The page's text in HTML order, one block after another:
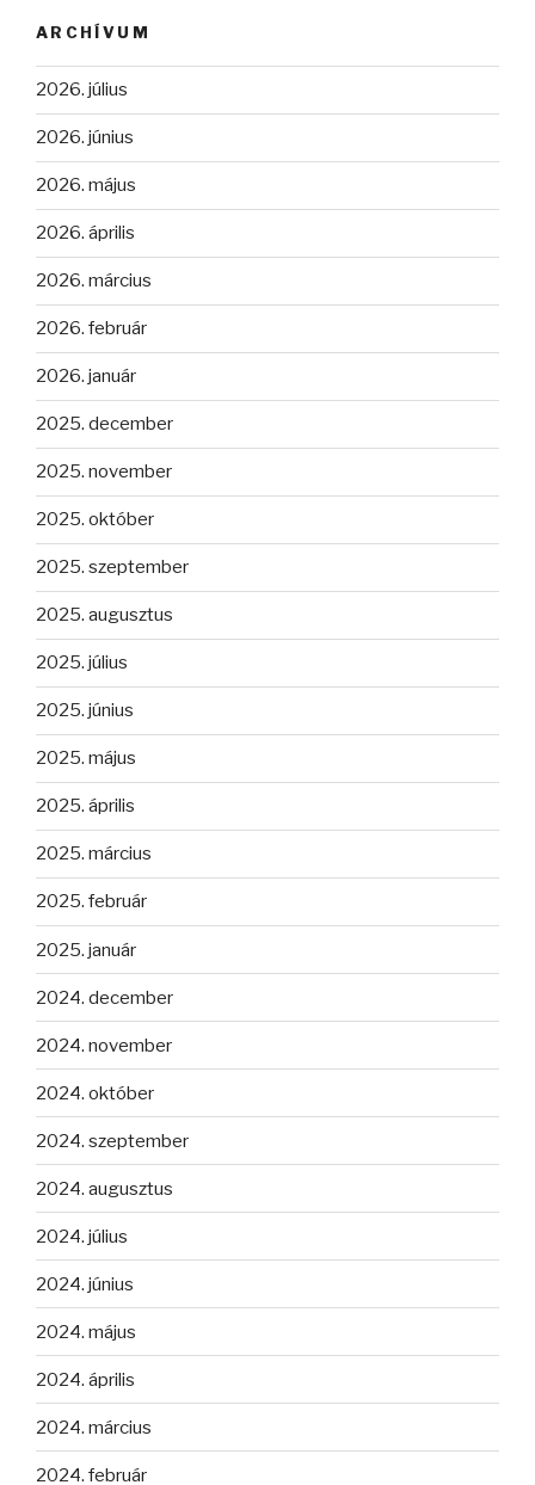
ARCHÍVUM
2026. július
2026. június
2026. május
2026. április
2026. március
2026. február
2026. január
2025. december
2025. november
2025. október
2025. szeptember
2025. augusztus
2025. július
2025. június
2025. május
2025. április
2025. március
2025. február
2025. január
2024. december
2024. november
2024. október
2024. szeptember
2024. augusztus
2024. július
2024. június
2024. május
2024. április
2024. március
2024. február